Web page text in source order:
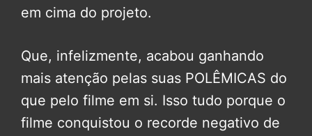
em cima do projeto.
Que, infelizmente, acabou ganhando
mais atenção pelas suas POLÊMICAS do
que pelo filme em si. Isso tudo porque o
filme conquistou o recorde negativo de